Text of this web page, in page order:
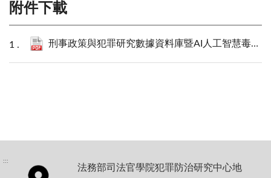
附件下載
刑事政策與犯罪研究數據資料庫暨AI人工智慧毒品犯罪大數據應用分析系統_需求書.pdf
:::
法務部司法官學院犯罪防治研究中心地